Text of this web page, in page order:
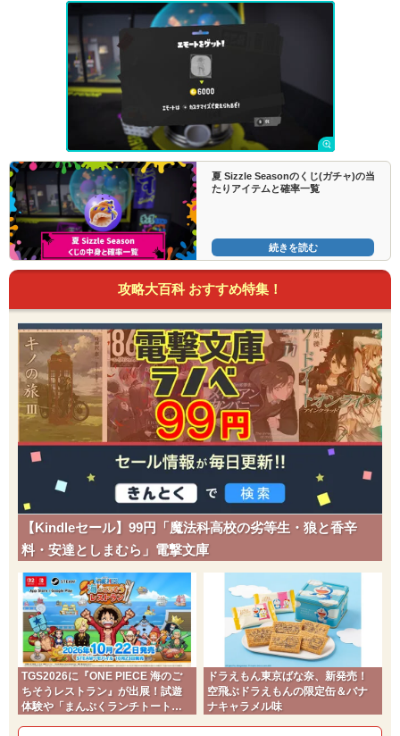
夏 Sizzle Seasonのくじ(ガチャ)の当
たりアイテムと確率一覧
続きを読む
攻略大百科 おすすめ特集！
【Kindleセール】99円「魔法科高校の劣等生・狼と香辛
料・安達としまむら」電撃文庫
TGS2026に『ONE PIECE 海のご
ちそうレストラン』が出展！試遊
体験や「まんぷくランチトート」
ドラえもん東京ばな奈、新発売！
空飛ぶドラえもんの限定缶＆バナ
ナキャラメル味